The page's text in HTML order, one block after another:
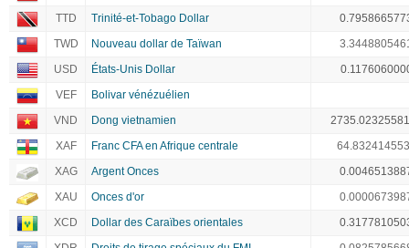
TTD
Trinité-et-Tobago Dollar
TWD
Nouveau dollar de Taïwan
USD
États-Unis Dollar
VEF
Bolivar vénézuélien
VND
Dong vietnamien
XAF
Franc CFA en Afrique centrale
XAG
Argent Onces
XAU
Onces d'or
XCD
Dollar des Caraïbes orientales